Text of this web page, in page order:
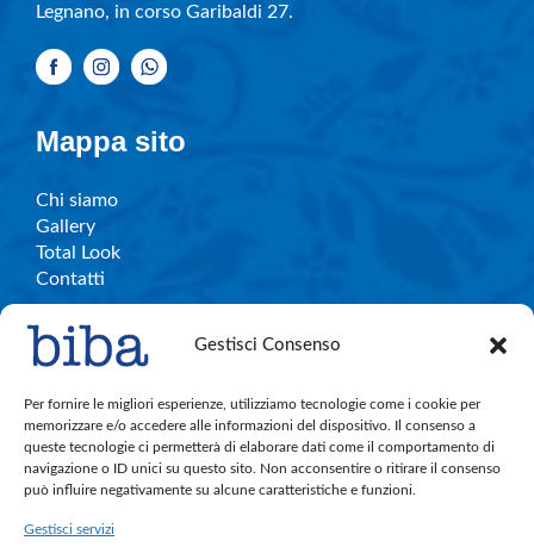
Gestisci Consenso
Per fornire le migliori esperienze, utilizziamo tecnologie come i cookie per
memorizzare e/o accedere alle informazioni del dispositivo. Il consenso a
queste tecnologie ci permetterà di elaborare dati come il comportamento di
navigazione o ID unici su questo sito. Non acconsentire o ritirare il consenso
può influire negativamente su alcune caratteristiche e funzioni.
Gestisci servizi
Legnano, in corso Garibaldi 27.
Mappa sito
Chi siamo
Gallery
Total Look
Contatti
Info e contatti
C.So Garibaldi, 27 – Legnano
bibalegnano.info@gmail.com
Cell. 380.891.4004